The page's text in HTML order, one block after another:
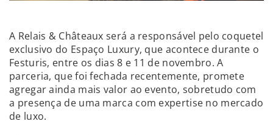
A Relais & Châteaux será a responsável pelo coquetel
exclusivo do Espaço Luxury, que acontece durante o
Festuris, entre os dias 8 e 11 de novembro. A
parceria, que foi fechada recentemente, promete
agregar ainda mais valor ao evento, sobretudo com
a presença de uma marca com expertise no mercado
de luxo.